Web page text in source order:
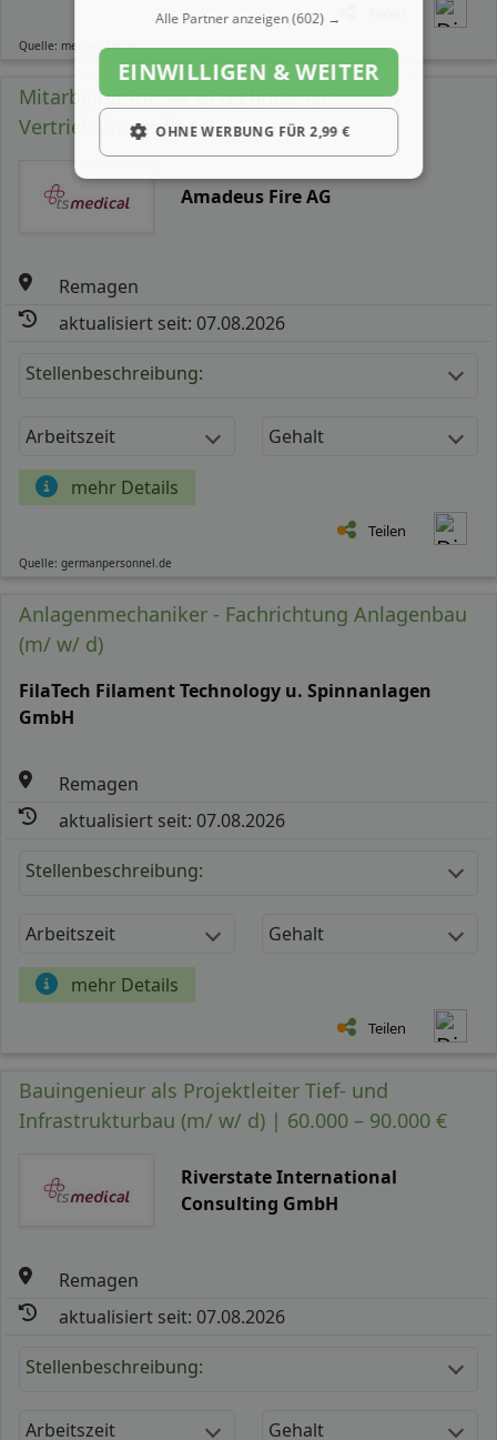
Quelle: meinestadt.de
Mitarbeiter (m/ w/ d) technischer
Vertriebsinnendienst
Amadeus Fire AG
Remagen
aktualisiert seit: 07.08.2026
Stellenbeschreibung:
Arbeitszeit Gehalt
mehr Details
Teilen
Quelle: germanpersonnel.de
Anlagenmechaniker - Fachrichtung Anlagenbau
(m/ w/ d)
FilaTech Filament Technology u. Spinnanlagen
GmbH
Remagen
aktualisiert seit: 07.08.2026
Stellenbeschreibung:
Arbeitszeit Gehalt
mehr Details
Teilen
Bauingenieur als Projektleiter Tief- und
Infrastrukturbau (m/ w/ d) | 60.000 – 90.000 €
Riverstate International
Consulting GmbH
Remagen
aktualisiert seit: 07.08.2026
Stellenbeschreibung:
Arbeitszeit Gehalt
Alle Partner anzeigen(602) →
EINWILLIGEN & WEITER
OHNE WERBUNG FÜR 2,99 €